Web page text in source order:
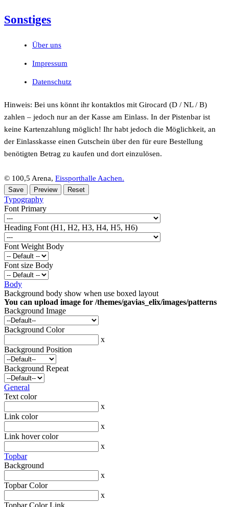
Sonstiges
Über uns
Impressum
Datenschutz
Hinweis: Bei uns könnt ihr kontaktlos mit Girocard (D / NL / B)
zahlen – jedoch nur an der Kasse am Einlass. In der Pistenbar ist
keine Kartenzahlung möglich! Ihr habt jedoch die Möglichkeit, an
der Einlasskasse einen Gutschein über den für eure Bestellung
benötigten Betrag zu kaufen und dort einzulösen.
© 100,5 Arena, Eissporthalle Aachen.
Typography
Font Primary
Heading Font (H1, H2, H3, H4, H5, H6)
Font Weight Body
Font size Body
Body
Background body show when use boxed layout
You can upload image for /themes/gavias_elix/images/patterns
Background Image
Background Color
x
Background Position
Background Repeat
General
Text color
x
Link color
x
Link hover color
x
Topbar
Background
x
Topbar Color
x
Topbar Color Link